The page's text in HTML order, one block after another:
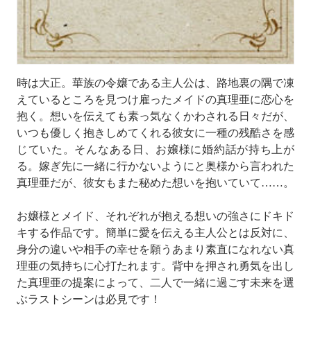
時は大正。華族の令嬢である主人公は、路地裏の隅で凍
えているところを見つけ雇ったメイドの真理亜に恋心を
抱く。想いを伝えても素っ気なくかわされる日々だが、
いつも優しく抱きしめてくれる彼女に一種の残酷さを感
じていた。そんなある日、お嬢様に婚約話が持ち上が
る。嫁ぎ先に一緒に行かないようにと奥様から言われた
真理亜だが、彼女もまた秘めた想いを抱いていて……。
お嬢様とメイド、それぞれが抱える想いの強さにドキド
キする作品です。簡単に愛を伝える主人公とは反対に、
身分の違いや相手の幸せを願うあまり素直になれない真
理亜の気持ちに心打たれます。背中を押され勇気を出し
た真理亜の提案によって、二人で一緒に過ごす未来を選
ぶラストシーンは必見です！